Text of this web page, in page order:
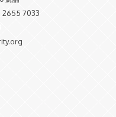
2655 7033